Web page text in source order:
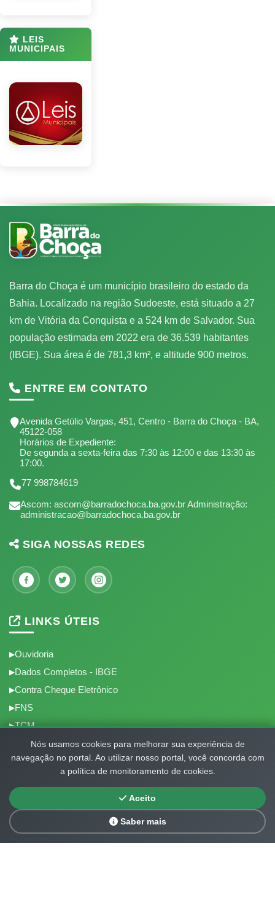
LEIS
MUNICIPAIS
Barra do Choça é um município brasileiro do estado da
Bahia. Localizado na região Sudoeste, está situado a 27
km de Vitória da Conquista e a 524 km de Salvador. Sua
população estimada em 2022 era de 36.539 habitantes
(IBGE). Sua área é de 781,3 km², e altitude 900 metros.
ENTRE EM CONTATO
Avenida Getúlio Vargas, 451, Centro - Barra do Choça - BA,
45122-058
Horários de Expediente:
De segunda a sexta-feira das 7:30 às 12:00 e das 13:30 às
17:00.
77 998784619
Ascom: ascom@barradochoca.ba.gov.br Administração:
administracao@barradochoca.ba.gov.br
SIGA NOSSAS REDES
LINKS ÚTEIS
Ouvidoria
Dados Completos - IBGE
Contra Cheque Eletrônico
FNS
TCM
Recebimento do FPM
CONTRA CHEQUE
Perguntas Frequentes
Certidão negativa
Mapa do site
Nós usamos cookies para melhorar sua experiência de
navegação no portal. Ao utilizar nosso portal, você concorda com
a política de monitoramento de cookies.
Aceito
Saber mais